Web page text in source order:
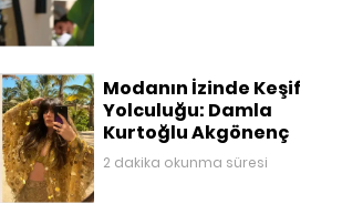
Modanın İzinde Keşif
Yolculuğu: Damla
Kurtoğlu Akgönenç
2 dakika okunma süresi